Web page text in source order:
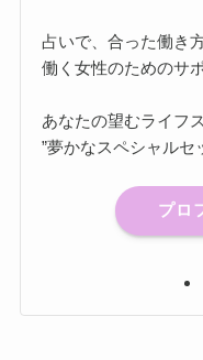
占いで、合った働き
働く女性のためのサ
あなたの望むライフ
”夢かなスペシャルセ
プロ